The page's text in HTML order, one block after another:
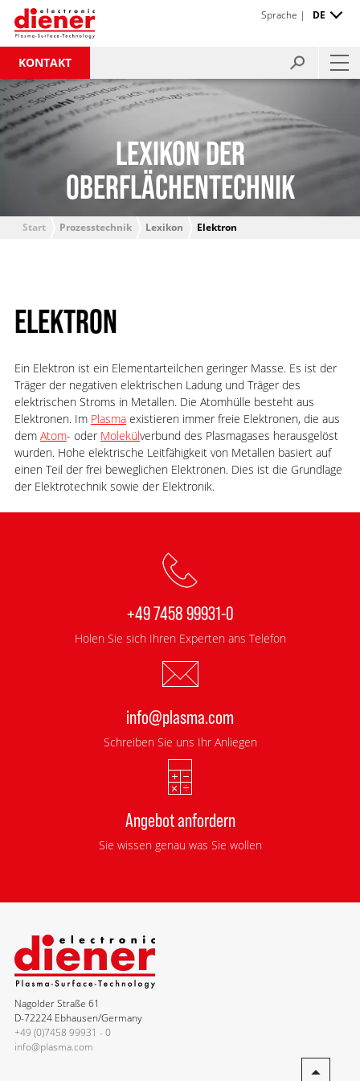
KONTAKT
Sprache | DE
LEXIKON DER
OBERFLÄCHENTECHNIK
Start Prozesstechnik Lexikon Elektron
ELEKTRON
Ein Elektron ist ein Elementarteilchen geringer Masse. Es ist der
Träger der negativen elektrischen Ladung und Träger des
elektrischen Stroms in Metallen. Die Atomhülle besteht aus
Elektronen. Im Plasmaexistieren immer freie Elektronen, die aus
dem Atom- oder Molekülverbund des Plasmagases herausgelöst
wurden. Hohe elektrische Leitfähigkeit von Metallen basiert auf
einen Teil der frei beweglichen Elektronen. Dies ist die Grundlage
der Elektrotechnik sowie der Elektronik.
+49 7458 99931-0
Holen Sie sich Ihren Experten ans Telefon
info@plasma.com
Schreiben Sie uns Ihr Anliegen
Angebot anfordern
Sie wissen genau was Sie wollen
Nagolder Straße 61
D-72224 Ebhausen/Germany
+49 (0)7458 99931 - 0
info@plasma.com